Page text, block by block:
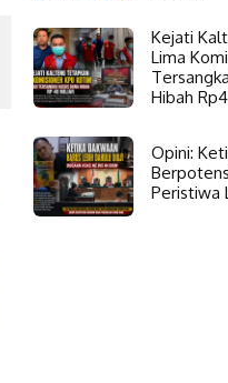
Kejati
Lima
Hibah
Opini:
Peristiwa